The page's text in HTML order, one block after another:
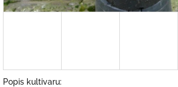
Popis kultivaru: